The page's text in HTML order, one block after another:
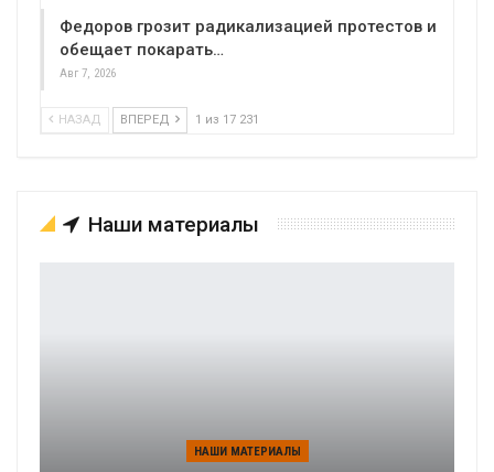
Федоров грозит радикализацией протестов и
обещает покарать…
Авг 7, 2026
НАЗАД ВПЕРЕД 1 из 17 231
Наши материалы
НАШИ МАТЕРИАЛЫ